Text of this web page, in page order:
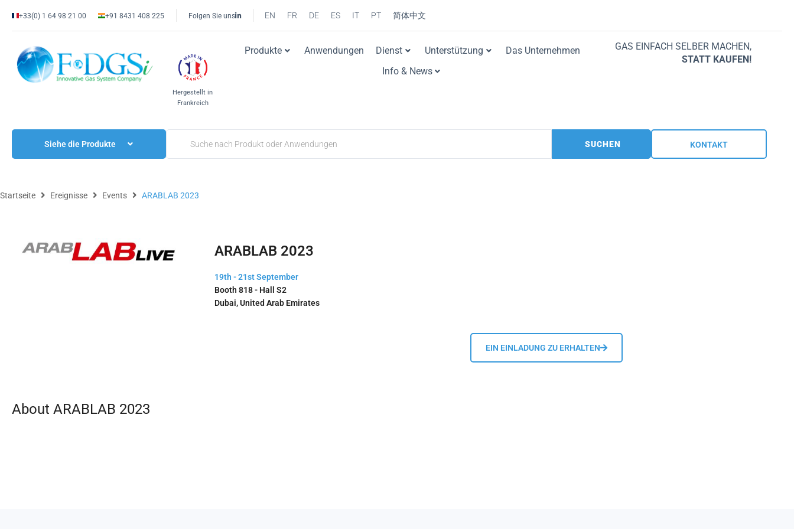
+33(0) 1 64 98 21 00 +91 8431 408 225 Folgen Sie uns EN FR DE ES IT PT 简体中文
Hergestellt in
Frankreich
Produkte Anwendungen Dienst Unterstützung
Das Unternehmen
Info & News
GAS EINFACH SELBER MACHEN,
STATT KAUFEN!
Siehe die Produkte SUCHEN KONTAKT
Startseite Ereignisse Events ARABLAB 2023
ARABLAB 2023
19th - 21st September
Booth 818 - Hall S2
Dubai, United Arab Emirates
EIN EINLADUNG ZU ERHALTEN
About ARABLAB 2023